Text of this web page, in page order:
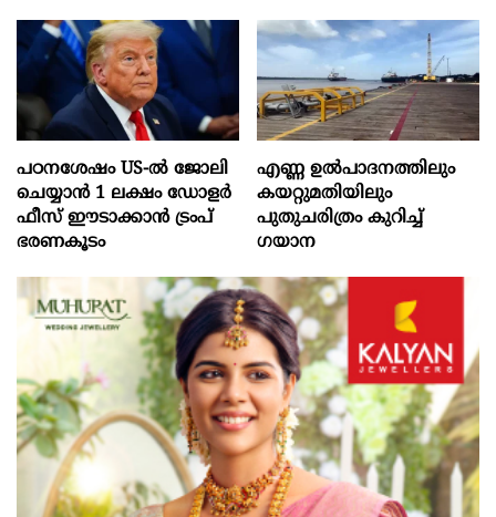
പഠനശേഷം US-ൽ ജോലി
ചെയ്യാൻ 1 ലക്ഷം ഡോളർ
ഫീസ് ഈടാക്കാൻ ട്രംപ്
ഭരണകൂടം
എണ്ണ ഉൽപാദനത്തിലും
കയറ്റുമതിയിലും
പുതുചരിത്രം കുറിച്ച്
ഗയാന